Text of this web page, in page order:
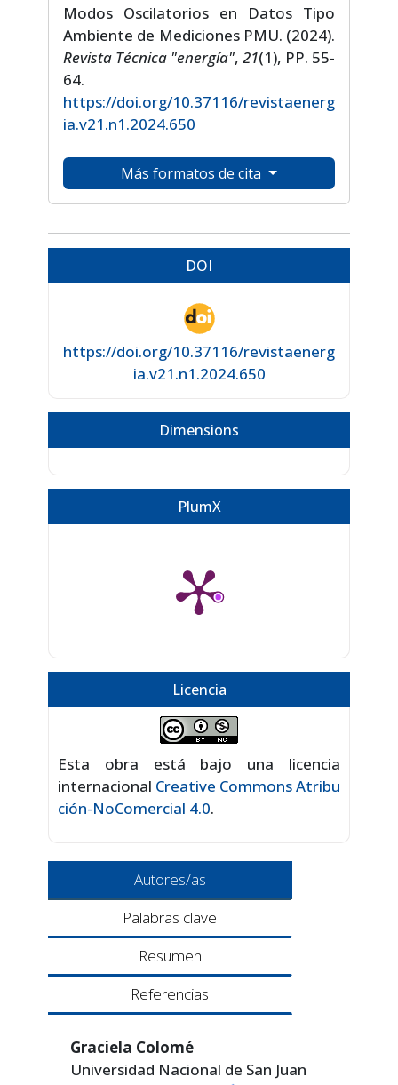
Modos Oscilatorios en Datos Tipo
Ambiente de Mediciones PMU. (2024).
Revista Técnica "energía", 21(1), PP. 55-
64.
https://doi.org/10.37116/revistaenerg
ia.v21.n1.2024.650
Más formatos de cita
DOI
https://doi.org/10.37116/revistaenerg
ia.v21.n1.2024.650
Dimensions
PlumX
Licencia
Esta obra está bajo una licencia
internacional Creative Commons Atribu
ción-NoComercial 4.0.
Autores/as
Palabras clave
Resumen
Referencias
Graciela Colomé
Universidad Nacional de San Juan